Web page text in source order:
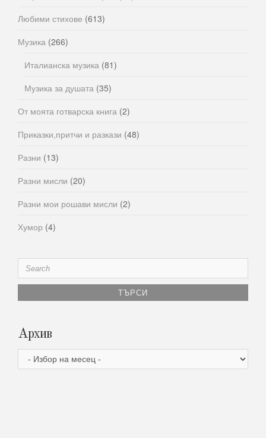
Любими стихове (613)
Музика (266)
Италианска музика (81)
Музика за душата (35)
От моята готварска книга (2)
Приказки,притчи и разкази (48)
Разни (13)
Разни мисли (20)
Разни мои рошави мисли (2)
Хумор (4)
Search
for:
Архив
Архив